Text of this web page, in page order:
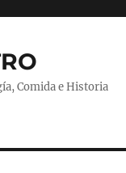
Comida e Historia